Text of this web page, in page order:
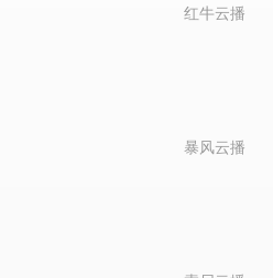
红牛云播
暴风云播